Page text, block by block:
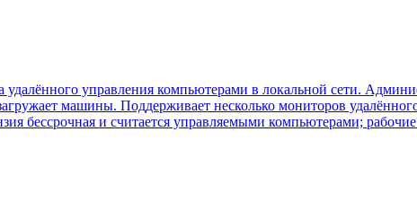
управления компьютерами в локальной сети.
машины. Поддерживает несколько мониторов
бессрочная и считается управляемыми компьютерами;